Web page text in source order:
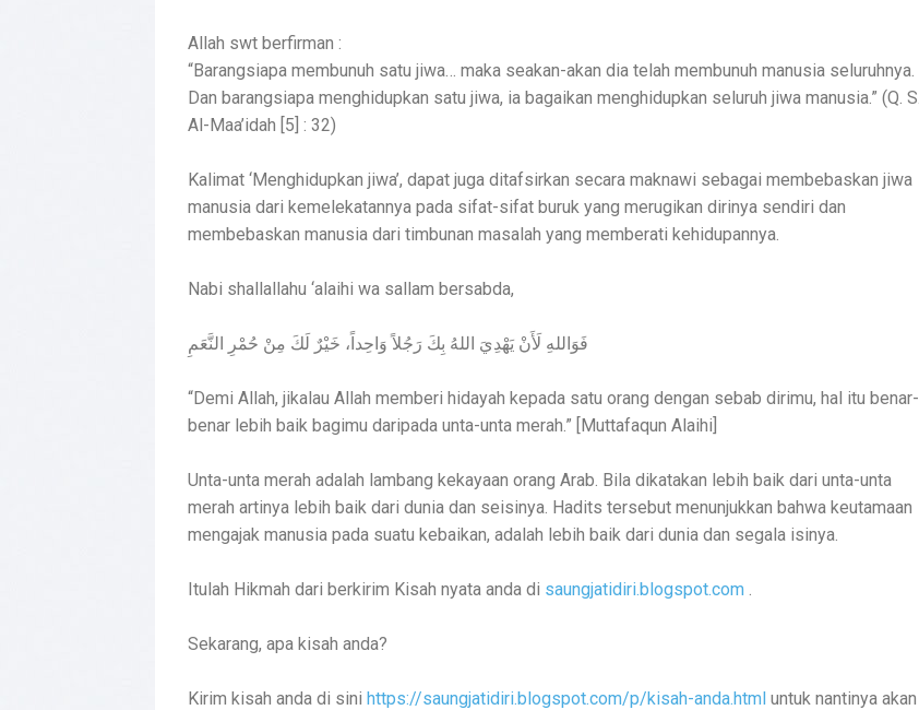
Allah swt berfirman :
“Barangsiapa membunuh satu jiwa… maka seakan-akan dia telah membunuh manusia seluruhnya.
Dan barangsiapa menghidupkan satu jiwa, ia bagaikan menghidupkan seluruh jiwa manusia.” (Q. S.
Al-Maa’idah [5] : 32)
Kalimat ‘Menghidupkan jiwa’, dapat juga ditafsirkan secara maknawi sebagai membebaskan jiwa
manusia dari kemelekatannya pada sifat-sifat buruk yang merugikan dirinya sendiri dan
membebaskan manusia dari timbunan masalah yang memberati kehidupannya.
Nabi shallallahu ‘alaihi wa sallam bersabda,
فَوَاللهِ لَأَنْ يَهْدِيَ اللهُ بِكَ رَجُلاً وَاحِداً، خَيْرٌ لَكَ مِنْ حُمْرِ النَّعَمِ
“Demi Allah, jikalau Allah memberi hidayah kepada satu orang dengan sebab dirimu, hal itu benar-
benar lebih baik bagimu daripada unta-unta merah.” [Muttafaqun Alaihi]
Unta-unta merah adalah lambang kekayaan orang Arab. Bila dikatakan lebih baik dari unta-unta
merah artinya lebih baik dari dunia dan seisinya. Hadits tersebut menunjukkan bahwa keutamaan
mengajak manusia pada suatu kebaikan, adalah lebih baik dari dunia dan segala isinya.
Itulah Hikmah dari berkirim Kisah nyata anda di saungjatidiri.blogspot.com
Sekarang, apa kisah anda?
Kirim kisah anda di sini https://saungjatidiri.blogspot.com/p/kisah-anda.html untuk nantinya akan